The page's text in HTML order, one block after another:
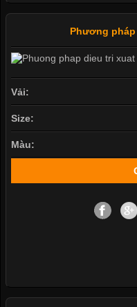
Phương
Vải:
Size:
Màu: